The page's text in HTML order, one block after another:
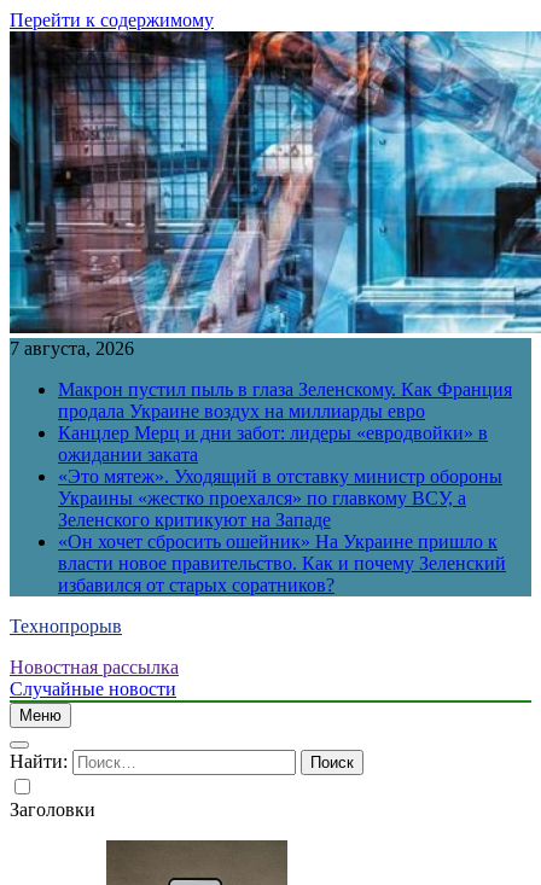
Перейти к содержимому
7 августа, 2026
Макрон пустил пыль в глаза Зеленскому. Как Франция
продала Украине воздух на миллиарды евро
Канцлер Мерц и дни забот: лидеры «евродвойки» в
ожидании заката
«Это мятеж». Уходящий в отставку министр обороны
Украины «жестко проехался» по главкому ВСУ, а
Зеленского критикуют на Западе
«Он хочет сбросить ошейник» На Украине пришло к
власти новое правительство. Как и почему Зеленский
избавился от старых соратников?
Технопрорыв
Новостная рассылка
Случайные новости
Меню
Найти:
Заголовки